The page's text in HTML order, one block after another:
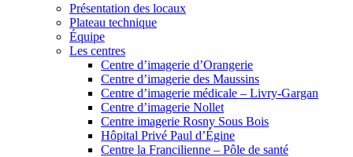
Présentation des locaux
Plateau technique
Équipe
Les centres
Centre d’imagerie d’Orangerie
Centre d’imagerie des Maussins
Centre d’imagerie médicale – Livry-Gargan
Centre d’imagerie Nollet
Centre imagerie Rosny Sous Bois
Hôpital Privé Paul d’Égine
Centre la Francilienne – Pôle de santé